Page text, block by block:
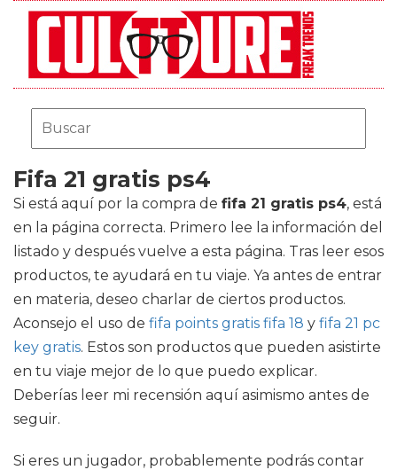
Fifa 21 gratis ps4
Si está aquí por la compra de fifa 21 gratis ps4, está
en la página correcta. Primero lee la información del
listado y después vuelve a esta página. Tras leer esos
productos, te ayudará en tu viaje. Ya antes de entrar
en materia, deseo charlar de ciertos productos.
Aconsejo el uso de fifa points gratis fifa 18 y fifa 21 pc
key gratis. Estos son productos que pueden asistirte
en tu viaje mejor de lo que puedo explicar.
Deberías leer mi recensión aquí asimismo antes de
seguir.
Si eres un jugador, probablemente podrás contar